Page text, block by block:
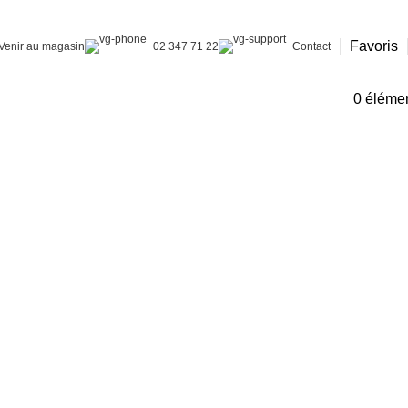
au magasin 02 347 71 22 Contact Favoris
0